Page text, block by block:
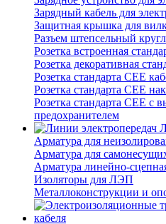
Зарядный кабель для
Защитная крышка для
Разъем штепсельный
Розетка встроенная
Розетка декоративная
Розетка стандарта СЕЕ
Розетка стандарта СЕЕ
Розетка стандарта СЕЕ с
предохранителем
Арматура для
Арматура для
Арматура линейно-
Изоляторы для ЛЭП
Металлоконструкции и